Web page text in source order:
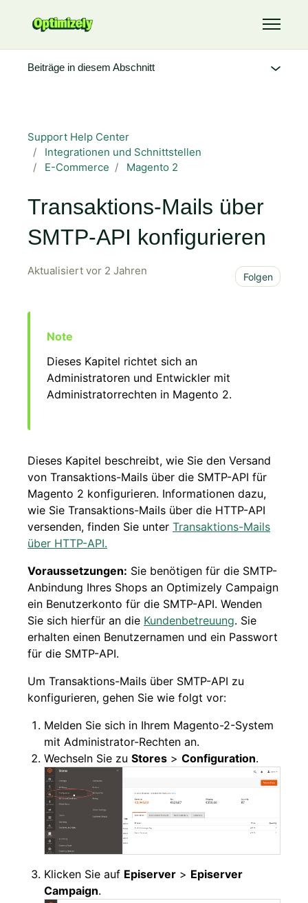
Support Help Center
Integrationen und Schnittstellen
E-Commerce
Magento 2
Transaktions-Mails über
SMTP-API konfigurieren
Aktualisiert vor 2 Jahren Folgen
Dieses Kapitel richtet sich an
Administratoren und Entwickler mit
Administratorrechten in Magento 2.
Dieses Kapitel beschreibt, wie Sie den Versand
von Transaktions-Mails über die SMTP-API für
Magento 2 konfigurieren. Informationen dazu,
wie Sie Transaktions-Mails über die HTTP-API
versenden, finden Sie unter Transaktions-Mails
über HTTP-API.
Voraussetzungen: Sie benötigen für die SMTP-
Anbindung Ihres Shops an Optimizely Campaign
ein Benutzerkonto für die SMTP-API. Wenden
Sie sich hierfür an die Kundenbetreuung. Sie
erhalten einen Benutzernamen und ein Passwort
für die SMTP-API.
Um Transaktions-Mails über SMTP-API zu
konfigurieren, gehen Sie wie folgt vor:
Melden Sie sich in Ihrem Magento-2-System
mit Administrator-Rechten an.
Wechseln Sie zu Stores > Configuration.
Klicken Sie auf Episerver > Episerver
Campaign.
Beiträge in diesem Abschnitt